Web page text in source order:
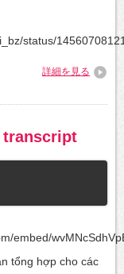
status/
詳細を見る
transcript
embed/
tổng hợp cho các